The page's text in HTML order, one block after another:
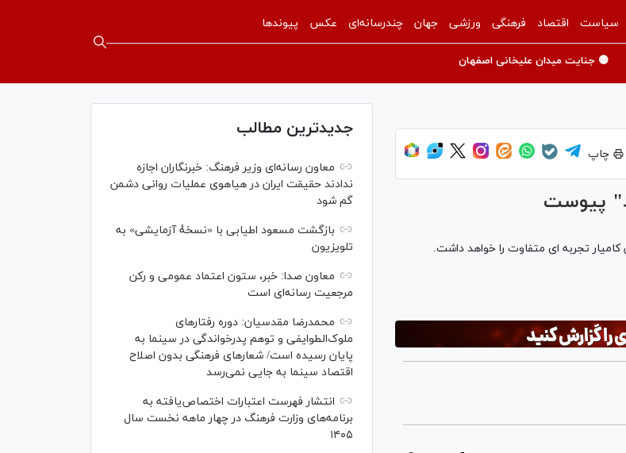
سیاست اقتصاد فرهنگی ورزشی جهان چندرسانه‌ای عکس پیوندها
🟡 جنایت میدان علیخانی اصفهان
چاپ
پيوست
تجربه ای متفاوت را خواهد داشت.
جدیدترین مطالب
معاون رسانه‌ای وزیر فرهنگ: خبرنگاران اجازه
ندادند حقیقت ایران در هیاهوی عملیات روانی دشمن
گم شود
بازگشت مسعود اطیابی با «نسخهٔ آزمایشی» به
تلویزیون
معاون صدا: خبر، ستون اعتماد عمومی و رکن
مرجعیت رسانه‌ای است
محمدرضا مقدسیان: دوره رفتارهای
ملوک‌الطوایفی و توهم پدرخواندگی در سینما به
پایان رسیده است/ شعارهای فرهنگی بدون اصلاح
اقتصاد سینما به جایی نمی‌رسد
انتشار فهرست اعتبارات اختصاص‌یافته به
برنامه‌های وزارت فرهنگ در چهار ماهه نخست سال
۱۴۰۵